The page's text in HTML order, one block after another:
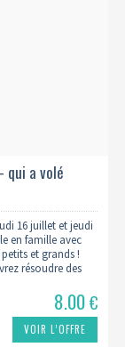
qui a volé
16 juillet et jeudi
en famille avec
et grands !
résoudre des
8.00€
VOIR L’OFFRE